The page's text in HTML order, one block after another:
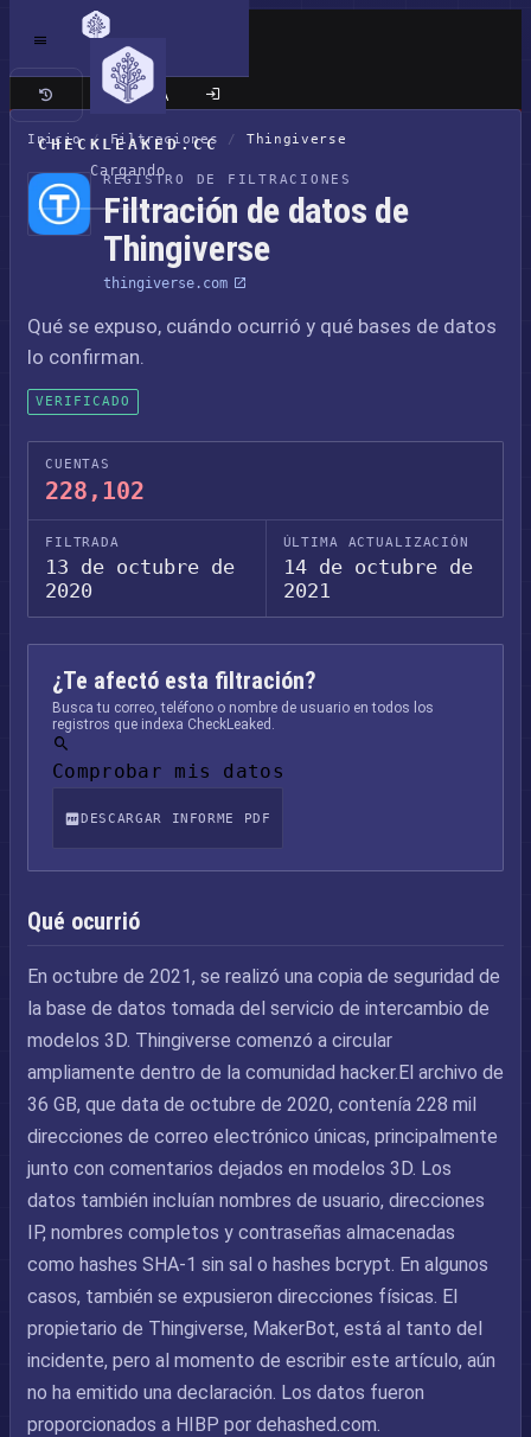
CHECKLEAKED.CC
Cargando
Sitio clásico
Inicio / Filtraciones / Thingiverse
REGISTRO DE FILTRACIONES
Filtración de datos de
Thingiverse
thingiverse.com
Qué se expuso, cuándo ocurrió y qué bases de datos
lo confirman.
VERIFICADO
CUENTAS
228,102
FILTRADA
13 de octubre de
2020
ÚLTIMA ACTUALIZACIÓN
14 de octubre de
2021
¿Te afectó esta filtración?
Busca tu correo, teléfono o nombre de usuario en todos los
registros que indexa CheckLeaked.
Comprobar mis datos
DESCARGAR INFORME PDF
Qué ocurrió
En octubre de 2021, se realizó una copia de seguridad de
la base de datos tomada del servicio de intercambio de
modelos 3D. Thingiverse comenzó a circular
ampliamente dentro de la comunidad hacker.El archivo de
36 GB, que data de octubre de 2020, contenía 228 mil
direcciones de correo electrónico únicas, principalmente
junto con comentarios dejados en modelos 3D. Los
datos también incluían nombres de usuario, direcciones
IP, nombres completos y contraseñas almacenadas
como hashes SHA-1 sin sal o hashes bcrypt. En algunos
casos, también se expusieron direcciones físicas. El
propietario de Thingiverse, MakerBot, está al tanto del
incidente, pero al momento de escribir este artículo, aún
no ha emitido una declaración. Los datos fueron
proporcionados a HIBP por dehashed.com.